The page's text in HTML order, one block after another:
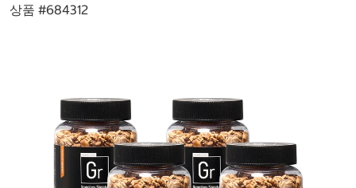
상품 #684312